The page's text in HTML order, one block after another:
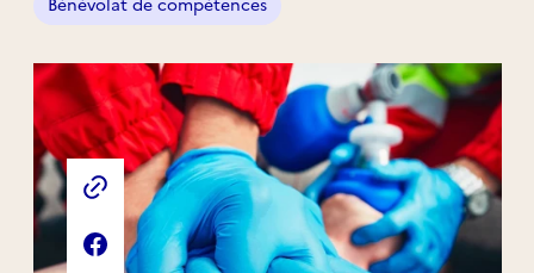
Bénévolat de compétences
Liens externes de l'association
Site web de l'association
Page Facebook de l'association